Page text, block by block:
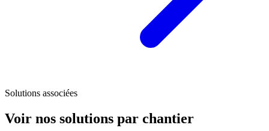
Solutions associées
Voir nos solutions par chantier